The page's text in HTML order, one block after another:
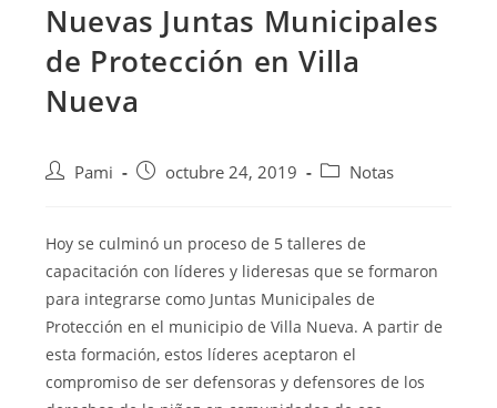
Nuevas Juntas Municipales
de Protección en Villa
Nueva
Pami octubre 24, 2019 Notas
Hoy se culminó un proceso de 5 talleres de
capacitación con líderes y lideresas que se formaron
para integrarse como Juntas Municipales de
Protección en el municipio de Villa Nueva. A partir de
esta formación, estos líderes aceptaron el
compromiso de ser defensoras y defensores de los